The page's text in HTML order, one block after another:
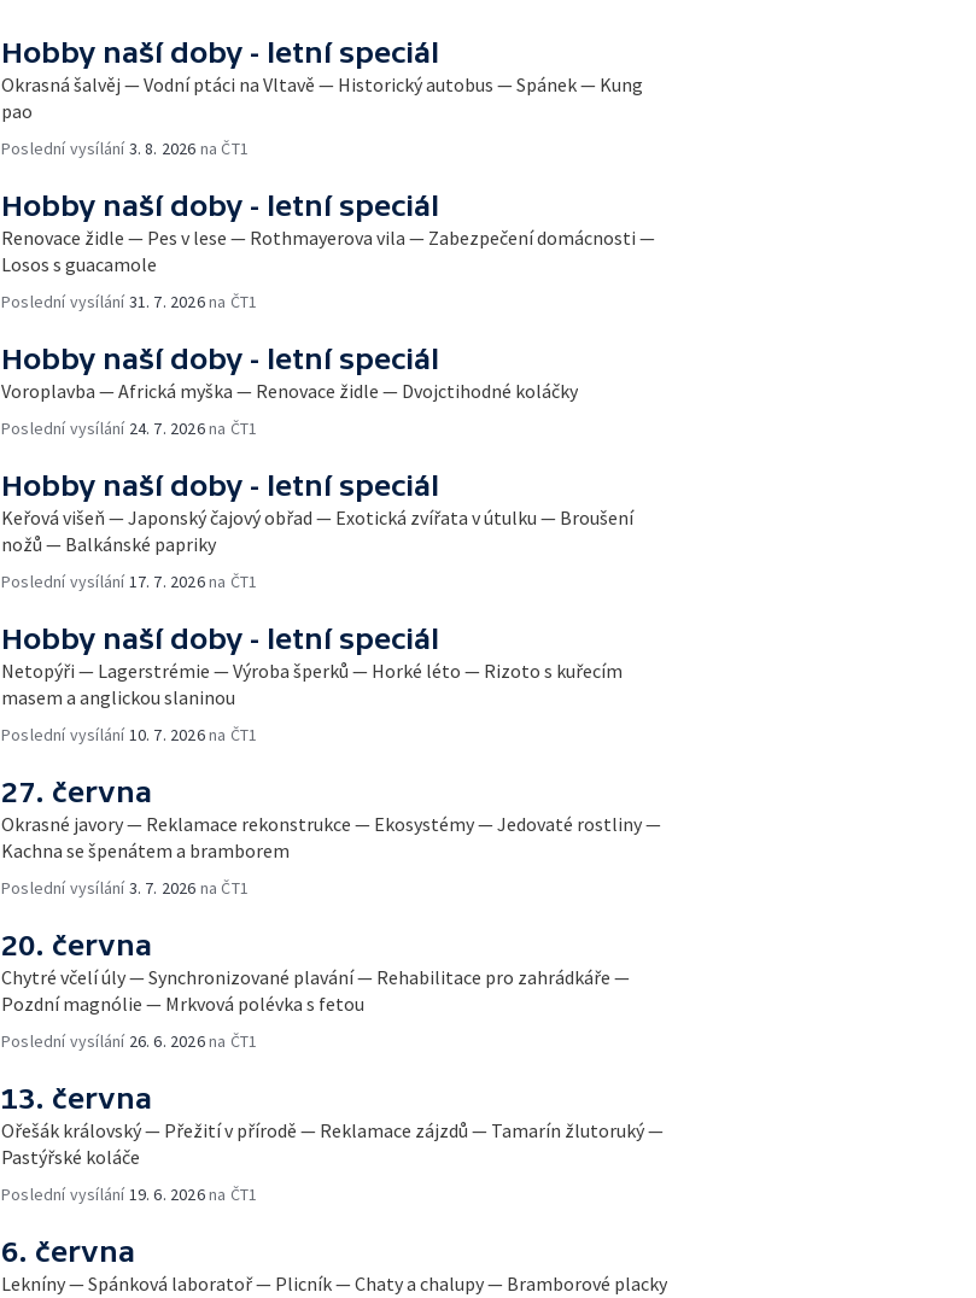
Hobby naší doby - letní speciál
Okrasná šalvěj — Vodní ptáci na Vltavě — Historický autobus — Spánek — Kung
pao
Poslední vysílání3. 8. 2026 na ČT1
Hobby naší doby - letní speciál
Renovace židle — Pes v lese — Rothmayerova vila — Zabezpečení domácnosti —
Losos s guacamole
Poslední vysílání31. 7. 2026na ČT1
Hobby naší doby - letní speciál
Voroplavba — Africká myška — Renovace židle — Dvojctihodné koláčky
Poslední vysílání 24. 7. 2026na ČT1
Hobby naší doby - letní speciál
Keřová višeň — Japonský čajový obřad — Exotická zvířata v útulku — Broušení
nožů — Balkánské papriky
Poslední vysílání17. 7. 2026na ČT1
Hobby naší doby - letní speciál
Netopýři — Lagerstrémie — Výroba šperků — Horké léto — Rizoto s kuřecím
masem a anglickou slaninou
Poslední vysílání10. 7. 2026na ČT1
27. června
Okrasné javory — Reklamace rekonstrukce — Ekosystémy — Jedovaté rostliny —
Kachna se špenátem a bramborem
Poslední vysílání3. 7. 2026 na ČT1
20. června
Chytré včelí úly — Synchronizované plavání — Rehabilitace pro zahrádkáře —
Pozdní magnólie — Mrkvová polévka s fetou
Poslední vysílání 26. 6. 2026na ČT1
13. června
Ořešák královský — Přežití v přírodě — Reklamace zájzdů — Tamarín žlutoruký —
Pastýřské koláče
Poslední vysílání19. 6. 2026na ČT1
6. června
Lekníny — Spánková laboratoř — Plicník — Chaty a chalupy — Bramborové placky